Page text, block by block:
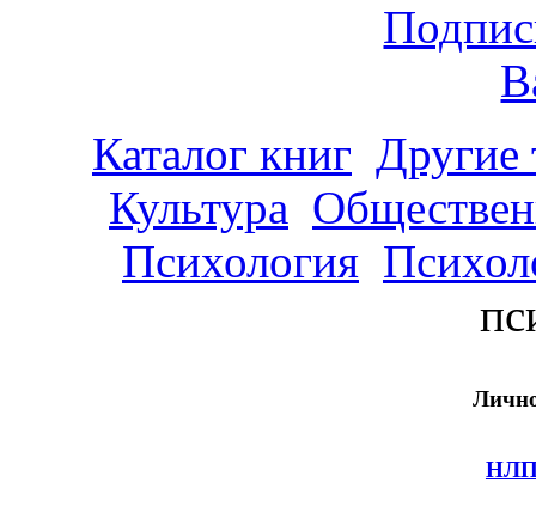
Каталог книг Другие
Культура
Психология
НЛП